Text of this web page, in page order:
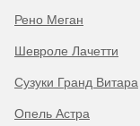
Рено Меган
Шевроле Лачетти
Сузуки Гранд Витара
Опель Астра